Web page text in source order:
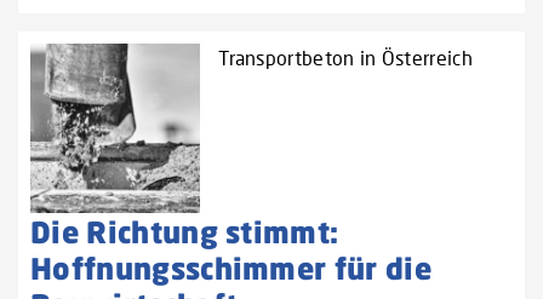
Transportbeton in Österreich
Die Richtung stimmt:
Hoffnungsschimmer für die